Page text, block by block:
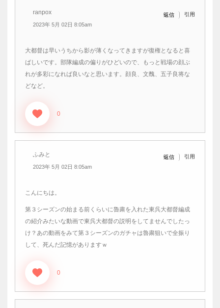
ranpox
2023年 5月 02日 8:05am
返信 引用
大都督は早いうちから影が薄くなってきますが復権となると喜
ばしいです。部隊編成の偏りがひどいので、もっと戦場の顔ぶ
れが多彩になれば良いなと思います。顔良、文醜、五子良将な
どなど。
0
ふみと
2023年 5月 02日 8:05am
返信 引用
こんにちは。
第３シーズンの始まる前くらいに魯粛を入れた東呉大都督編成
の紹介みたいな動画で東呉大都督の説明をしてませんでしたっ
け？あの動画をみて第３シーズンのガチャは魯粛狙いで全振り
して、死んだ記憶がありますｗ
0